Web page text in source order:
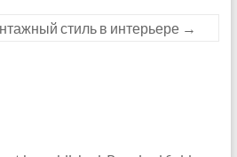
стиль в интерьере →